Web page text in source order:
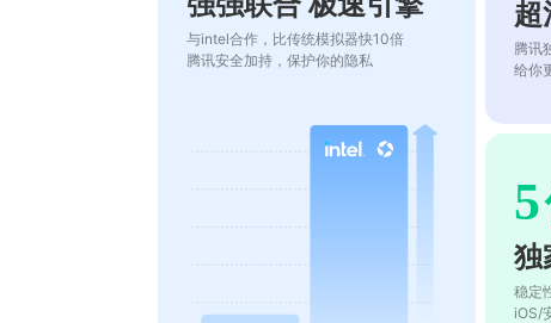
与intel合作，比传统模拟器快10倍
腾讯安全加持，保护你的隐私
超
腾讯
给你
5
独
稳定
iOS/